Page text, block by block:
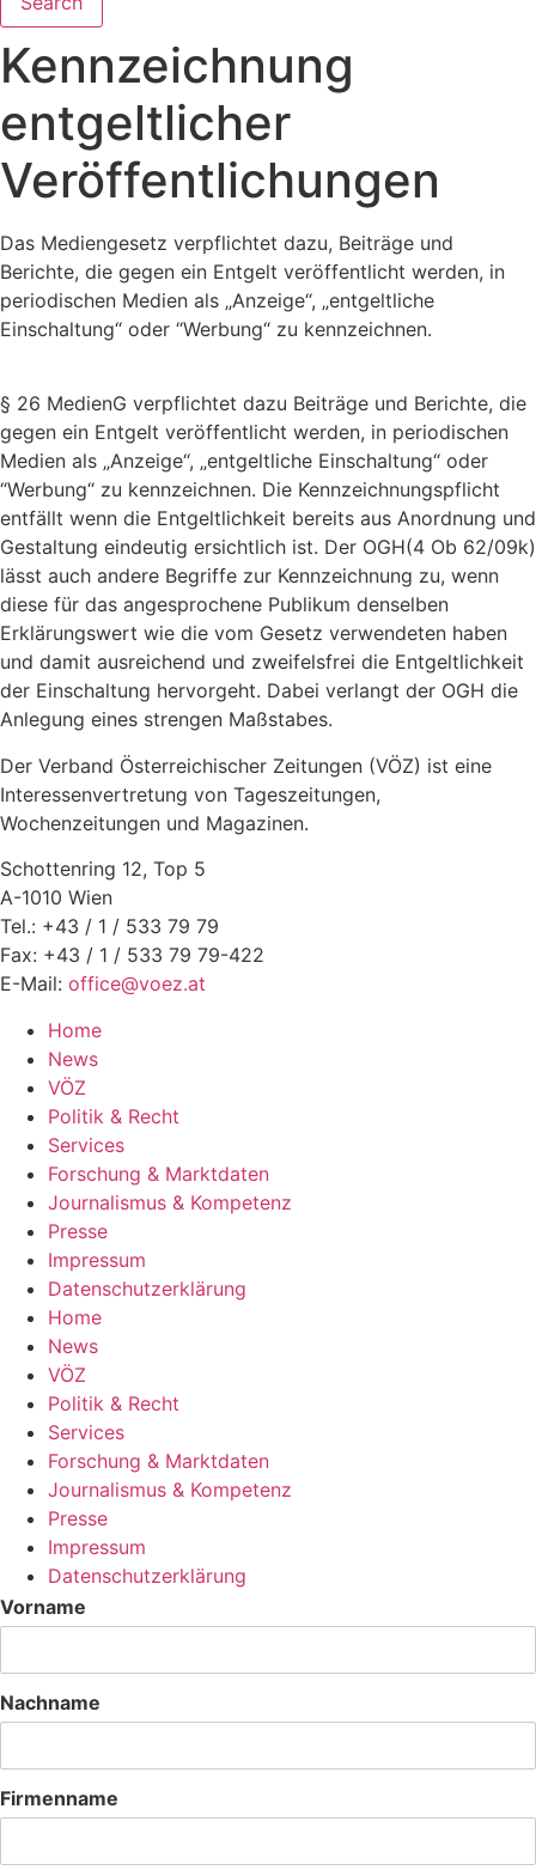
Kennzeichnung
entgeltlicher
Veröffentlichungen
Das Mediengesetz verpflichtet dazu, Beiträge und
Berichte, die gegen ein Entgelt veröffentlicht werden, in
periodischen Medien als „Anzeige“, „entgeltliche
Einschaltung“ oder “Werbung“ zu kennzeichnen.
§ 26 MedienG verpflichtet dazu Beiträge und Berichte, die
gegen ein Entgelt veröffentlicht werden, in periodischen
Medien als „Anzeige“, „entgeltliche Einschaltung“ oder
“Werbung“ zu kennzeichnen. Die Kennzeichnungspflicht
entfällt wenn die Entgeltlichkeit bereits aus Anordnung und
Gestaltung eindeutig ersichtlich ist. Der OGH(4 Ob 62/09k)
lässt auch andere Begriffe zur Kennzeichnung zu, wenn
diese für das angesprochene Publikum denselben
Erklärungswert wie die vom Gesetz verwendeten haben
und damit ausreichend und zweifelsfrei die Entgeltlichkeit
der Einschaltung hervorgeht. Dabei verlangt der OGH die
Anlegung eines strengen Maßstabes.
Der Verband Österreichischer Zeitungen (VÖZ) ist eine
Interessenvertretung von Tageszeitungen,
Wochenzeitungen und Magazinen.
Schottenring 12, Top 5
A-1010 Wien
Tel.: +43 / 1 / 533 79 79
Fax: +43 / 1 / 533 79 79-422
E-Mail: office@voez.at
Home
News
VÖZ
Politik & Recht
Services
Forschung & Marktdaten
Journalismus & Kompetenz
Presse
Impressum
Datenschutzerklärung
Home
News
VÖZ
Politik & Recht
Services
Forschung & Marktdaten
Journalismus & Kompetenz
Presse
Impressum
Datenschutzerklärung
Vorname
Nachname
Firmenname